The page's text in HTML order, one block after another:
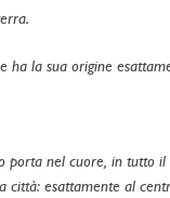
ha la sua origine
porta nel cuore, in tutto il
esattamente al